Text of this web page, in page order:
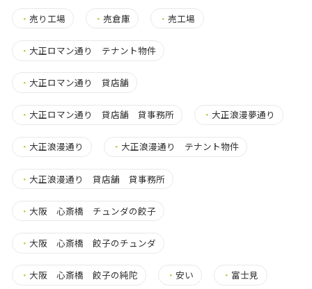
・ 売り工場 ・ 売倉庫 ・ 売工場
・ 大正ロマン通り テナント物件
・ 大正ロマン通り 貸店舗
・ 大正ロマン通り 貸店舗 貸事務所 ・ 大正浪漫夢通り
・ 大正浪漫通り ・ 大正浪漫通り テナント物件
・ 大正浪漫通り 貸店舗 貸事務所
・ 大阪 心斎橋 チュンダの餃子
・ 大阪 心斎橋 餃子のチュンダ
・ 大阪 心斎橋 餃子の純陀 ・安い ・ 富士見